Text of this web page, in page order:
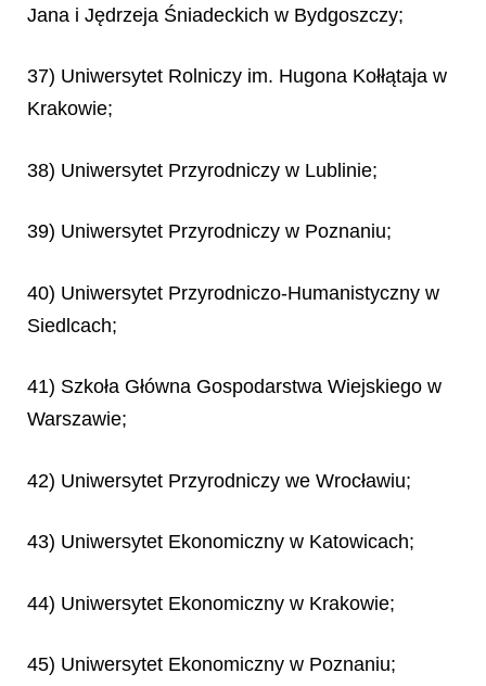
Jana i Jędrzeja Śniadeckich w Bydgoszczy;
37) Uniwersytet Rolniczy im. Hugona Kołłątaja w
Krakowie;
38) Uniwersytet Przyrodniczy w Lublinie;
39) Uniwersytet Przyrodniczy w Poznaniu;
40) Uniwersytet Przyrodniczo-Humanistyczny w
Siedlcach;
41) Szkoła Główna Gospodarstwa Wiejskiego w
Warszawie;
42) Uniwersytet Przyrodniczy we Wrocławiu;
43) Uniwersytet Ekonomiczny w Katowicach;
44) Uniwersytet Ekonomiczny w Krakowie;
45) Uniwersytet Ekonomiczny w Poznaniu;